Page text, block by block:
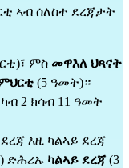
ኣብ ሰለስተ ደረጃታት
ምስ መዋእለ ህጻናት
(5 ዓመት)።
2 ክሳብ 11 ዓመት
እዚ ካልኣይ ደረጃ
ድሕሪኡ ካልኣይ ደረጃ (3